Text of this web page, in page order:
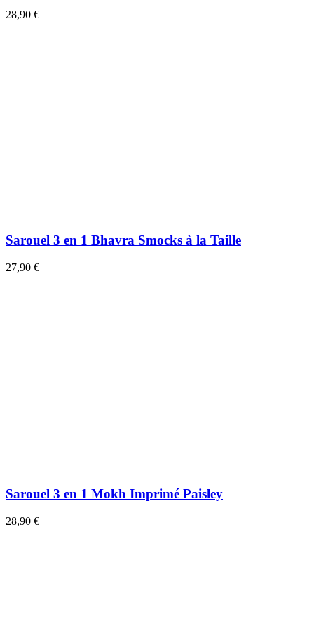
28,90 €
Sarouel 3 en 1 Bhavra Smocks à la Taille
27,90 €
Sarouel 3 en 1 Mokh Imprimé Paisley
28,90 €